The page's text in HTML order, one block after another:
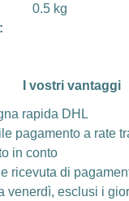
0.5 kg
I vostri vantaggi
rapida DHL
pagamento a rate
in conto
ricevuta di
venerdì, esclusi i